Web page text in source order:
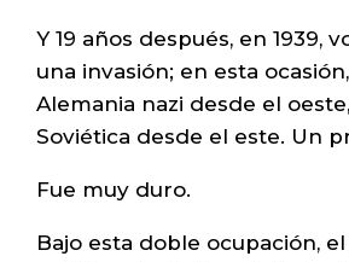
Y 19 años después, en 1939,
una invasión; en esta
Alemania nazi desde el
Soviética desde el este. Un
Fue muy duro.
Bajo esta doble ocupación,